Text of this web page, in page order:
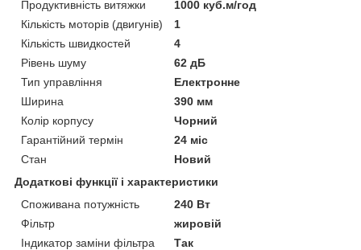
Продуктивність витяжки
1000 куб.м/год
Кількість моторів (двигунів)
1
Кількість швидкостей
4
Рівень шуму
62 дБ
Тип управління
Електронне
Ширина
390 мм
Колір корпусу
Чорний
Гарантійний термін
24 міс
Стан
Новий
Додаткові функції і характеристики
Споживана потужність
240 Вт
Фільтр
жировій
Індикатор заміни фільтра
Так